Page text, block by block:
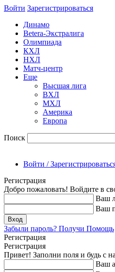
Войти Зарегиcтрироваться
Динамо
Betera-Экстралига
Олимпиада
КХЛ
НХЛ
Матч-центр
Еще
Высшая лига
ВХЛ
МХЛ
Америка
Европа
Поиск
Войти /
Регистрация
Добро пожаловать! Войдите в
Ваш
Ваш
Забыли пароль? Получи Помощь
Регистрация
Регистрация
Привет! Заполни поля и будь с
Ваш